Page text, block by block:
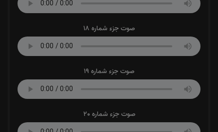
صوت جزء شماره 18
صوت جزء شماره 19
صوت جزء شماره 20